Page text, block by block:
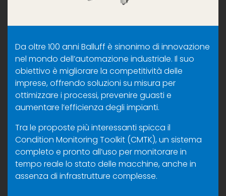
Da oltre 100 anni Balluff è sinonimo di innovazione
nel mondo dell’automazione industriale. Il suo
obiettivo è migliorare la competitività delle
imprese, offrendo soluzioni su misura per
ottimizzare i processi, prevenire guasti e
aumentare l’efficienza degli impianti.
Tra le proposte più interessanti spicca il
Condition Monitoring Toolkit (CMTK), un sistema
completo e pronto all’uso per monitorare in
tempo reale lo stato delle macchine, anche in
assenza di infrastrutture complesse.